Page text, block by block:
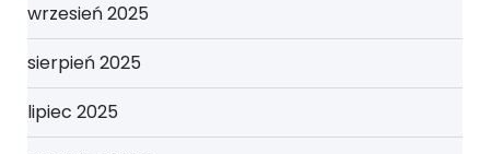
wrzesień 2025
sierpień 2025
lipiec 2025